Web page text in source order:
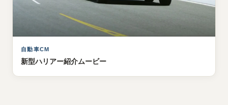
自動車CM
新型ハリアー紹介ムービー